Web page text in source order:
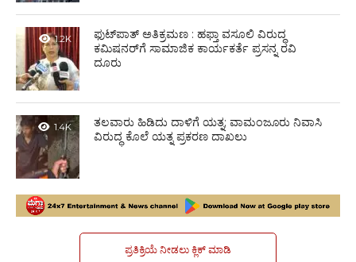
1.2K
ಫುಟ್‌ಪಾತ್ ಅತಿಕ್ರಮಣ : ಹಫ್ತಾ ವಸೂಲಿ ವಿರುದ್ಧ
ಕಮಿಷನರ್‌ಗೆ ಸಾಮಾಜಿಕ ಕಾರ್ಯಕರ್ತೆ ಪ್ರಸನ್ನ ರವಿ
ದೂರು
1.4K
ತಲವಾರು ಹಿಡಿದು ದಾಳಿಗೆ ಯತ್ನ; ವಾಮಂಜೂರು ನಿವಾಸಿ
ವಿರುದ್ಧ ಕೊಲೆ ಯತ್ನ ಪ್ರಕರಣ ದಾಖಲು
ಪ್ರತಿಕ್ರಿಯೆ ನೀಡಲು ಕ್ಲಿಕ್ ಮಾಡಿ